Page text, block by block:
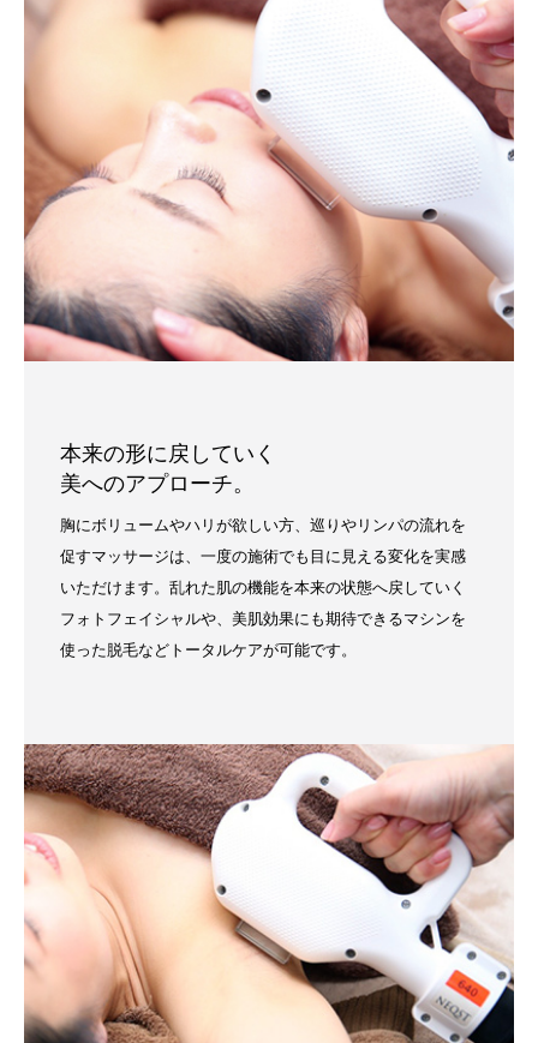
本来の形に戻していく
美へのアプローチ。
胸にボリュームやハリが欲しい方、巡りやリンパの流れを
促すマッサージは、一度の施術でも目に見える変化を実感
いただけます。乱れた肌の機能を本来の状態へ戻していく
フォトフェイシャルや、美肌効果にも期待できるマシンを
使った脱毛などトータルケアが可能です。